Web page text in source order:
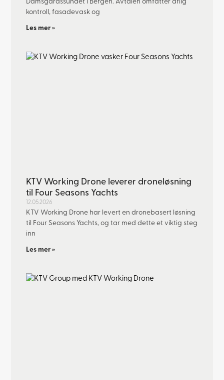
Damsgårdssundet i Bergen. Avtalen omfatter årlig
kontroll, fasadevask og
Les mer »
KTV Working Drone leverer droneløsning
til Four Seasons Yachts
12.05.2026
KTV Working Drone har levert en dronebasert løsning
til Four Seasons Yachts, og tar med dette et viktig steg
inn
Les mer »